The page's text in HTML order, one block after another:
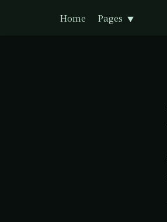
Home Pages ▼